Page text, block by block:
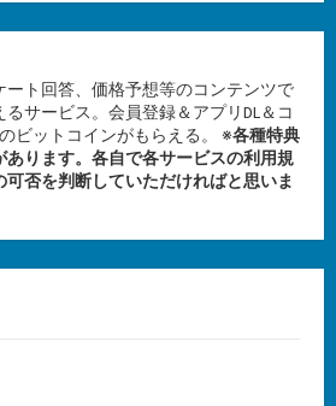
ト回答、価格予想等のコンテンツで
サービス。会員登録＆アプリDL＆コ
ビットコインがもらえる。 ※各種特典
ります。各自で各サービスの利用規
否を判断していただければと思いま